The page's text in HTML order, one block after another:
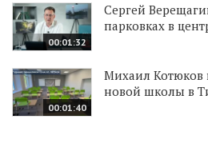
00:01:32
Сергей
парковках в
00:01:40
Михаил Котюков
новой школы в